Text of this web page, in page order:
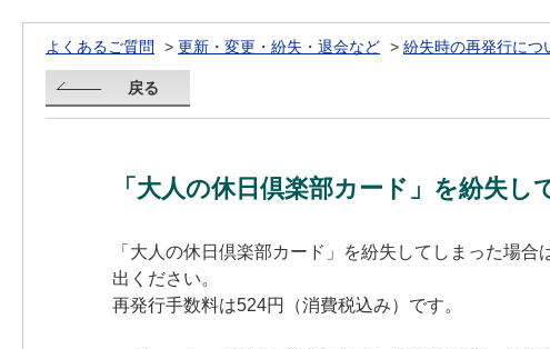
よくあるご質問 > 更新・変更・紛失・退会など > 紛失時の再発行につ
戻る
「大人の休日倶楽部カード」を紛失し
「大人の休日倶楽部カード」を紛失してしまった場
出ください。
再発行手数料は524円（消費税込み）です。